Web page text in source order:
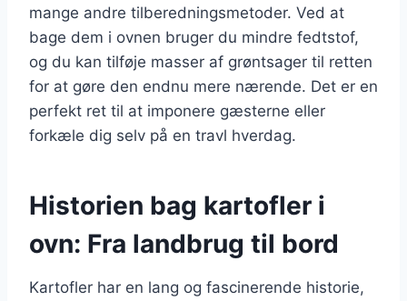
mange andre tilberedningsmetoder. Ved at
bage dem i ovnen bruger du mindre fedtstof,
og du kan tilføje masser af grøntsager til retten
for at gøre den endnu mere nærende. Det er en
perfekt ret til at imponere gæsterne eller
forkæle dig selv på en travl hverdag.
Historien bag kartofler i
ovn: Fra landbrug til bord
Kartofler har en lang og fascinerende historie,